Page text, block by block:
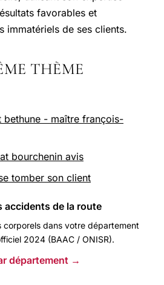
favorables et
immatériels de ses clients.
THÈME
bethune - maître françois-
bourchenin avis
tomber son client
accidents de la route
dans votre département
2024 (BAAC / ONISR).
département →